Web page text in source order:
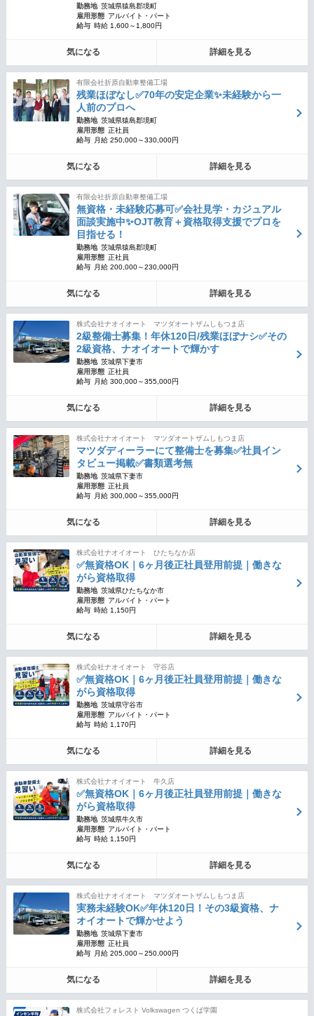
勤務地 茨城県猿島郡境町
雇用形態 アルバイト・パート
給与 時給 1,600～1,800円
気になる 詳細を見る
有限会社折原自動車整備工場
残業ほぼなし✅70年の安定企業✨未経験から一
人前のプロへ
勤務地 茨城県猿島郡境町
雇用形態 正社員
給与 月給 250,000～330,000円
気になる 詳細を見る
有限会社折原自動車整備工場
無資格・未経験応募可✅会社見学・カジュアル
面談実施中✨OJT教育＋資格取得支援でプロを
目指せる！
勤務地 茨城県猿島郡境町
雇用形態 正社員
給与 月給 200,000～230,000円
気になる 詳細を見る
株式会社ナオイオート マツダオートザムしもつま店
2級整備士募集！年休120日/残業ほぼナシ✅その
2級資格、ナオイオートで輝かす
勤務地 茨城県下妻市
雇用形態 正社員
給与 月給 300,000～355,000円
気になる 詳細を見る
株式会社ナオイオート マツダオートザムしもつま店
マツダディーラーにて整備士を募集✅社員イン
タビュー掲載✅書類選考無
勤務地 茨城県下妻市
雇用形態 正社員
給与 月給 300,000～355,000円
気になる 詳細を見る
株式会社ナオイオート ひたちなか店
✅無資格OK｜6ヶ月後正社員登用前提｜働きな
がら資格取得
勤務地 茨城県ひたちなか市
雇用形態 アルバイト・パート
給与 時給 1,150円
気になる 詳細を見る
株式会社ナオイオート 守谷店
✅無資格OK｜6ヶ月後正社員登用前提｜働きな
がら資格取得
勤務地 茨城県守谷市
雇用形態 アルバイト・パート
給与 時給 1,170円
気になる 詳細を見る
株式会社ナオイオート 牛久店
✅無資格OK｜6ヶ月後正社員登用前提｜働きな
がら資格取得
勤務地 茨城県牛久市
雇用形態 アルバイト・パート
給与 時給 1,150円
気になる 詳細を見る
株式会社ナオイオート マツダオートザムしもつま店
実務未経験OK✅年休120日！その3級資格、ナ
オイオートで輝かせよう
勤務地 茨城県下妻市
雇用形態 正社員
給与 月給 205,000～250,000円
気になる 詳細を見る
株式会社フォレスト Volkswagen つくば学園